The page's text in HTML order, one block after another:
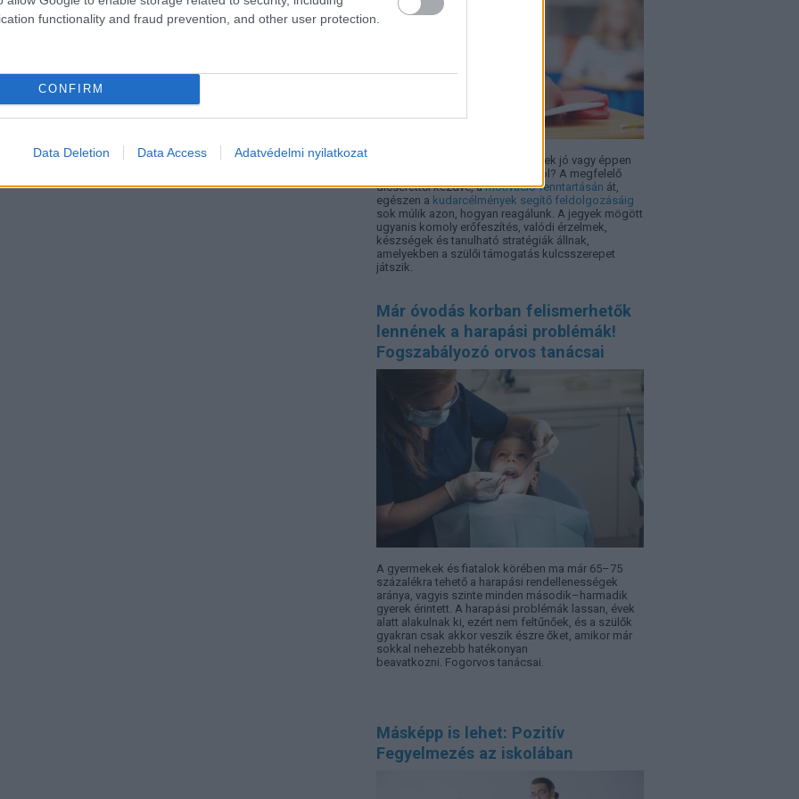
functionality and fraud prevention, and other user protection.
CONFIRM
Data Deletion Data Access Adatvédelmi nyilatkozat
Mit tehetünk szülőként, ha a gyerek jó vagy éppen
rossz jegyet hozott haza a suliból? A megfelelő
dicsérettől kezdve, amotiváció fenntartásán át,
egészen a kudarcélmények segítő feldolgozásáig
sok múlik azon, hogyan reagálunk. A jegyek mögött
ugyanis komoly erőfeszítés, valódi érzelmek,
készségek és tanulható stratégiák állnak,
amelyekben a szülői támogatás kulcsszerepet
játszik.
Már óvodás korban felismerhetők
lennének a harapási problémák!
Fogszabályozó orvos tanácsai
A gyermekek és fiatalok körében ma már 65–75
százalékra tehető a harapási rendellenességek
aránya, vagyis szinte minden második–harmadik
gyerek érintett. A harapási problémák lassan, évek
alatt alakulnak ki, ezért nem feltűnőek, és a szülők
gyakran csak akkor veszik észre őket, amikor már
sokkal nehezebb hatékonyan
beavatkozni. Fogorvos tanácsai.
Másképp is lehet: Pozitív
Fegyelmezés az iskolában